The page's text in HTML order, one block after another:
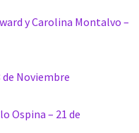
y Carolina Montalvo –
de Noviembre
Ospina – 21 de